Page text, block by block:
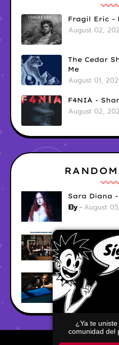
¿Ya te
comunidad del
Fragil Eric -
August 02,
The Cedar
Me
August 01,
F4NIA -
August 02,
Sara Diana
Ely August
Good Vibes
Don't Care
Ely August
Hyperwulf -
Ely August 04,